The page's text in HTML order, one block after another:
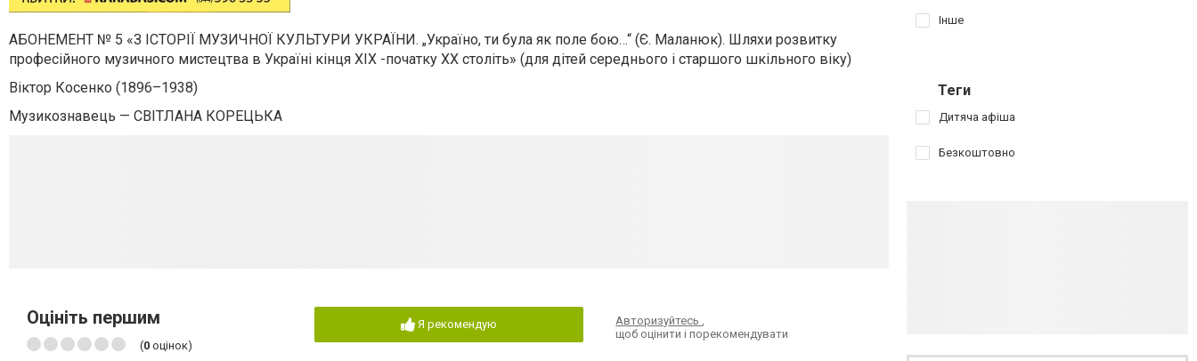
АБОНЕМЕНТ № 5 «З ІСТОРІЇ МУЗИЧНОЇ КУЛЬТУРИ УКРАЇНИ. „Україно, ти була як поле бою…“ (Є. Маланюк). Шляхи розвитку
професійного музичного мистецтва в Україні кінця ХІХ -початку ХХ століть» (для дітей середнього і старшого шкільного віку)
Віктор Косенко (1896–1938)
Музикознавець — СВІТЛАНА КОРЕЦЬКА
Оцініть першим
(0 оцінок)
Я рекомендую Авторизуйтесь
щоб оцінити і порекомендувати
Інше
Теги
Дитяча афіша
Безкоштовно